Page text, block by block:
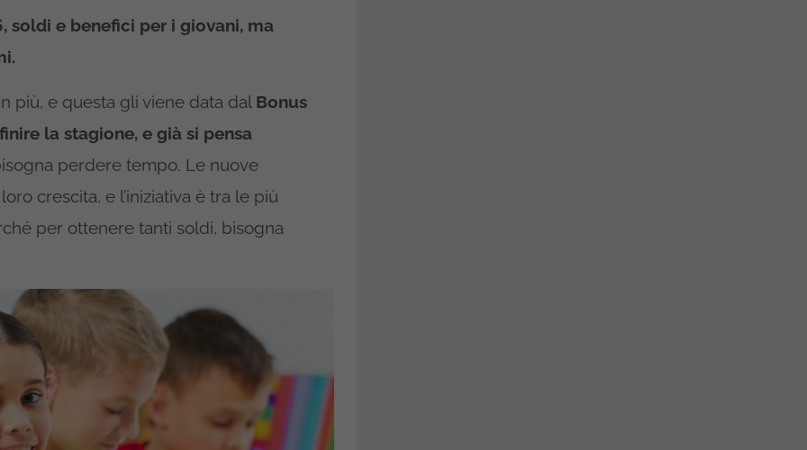
soldi e benefici per i giovani, ma
più, e questa gli viene data dal Bonus
la stagione, e già si pensa
perdere tempo. Le nuove
crescita, e l’iniziativa è tra le più
per ottenere tanti soldi, bisogna